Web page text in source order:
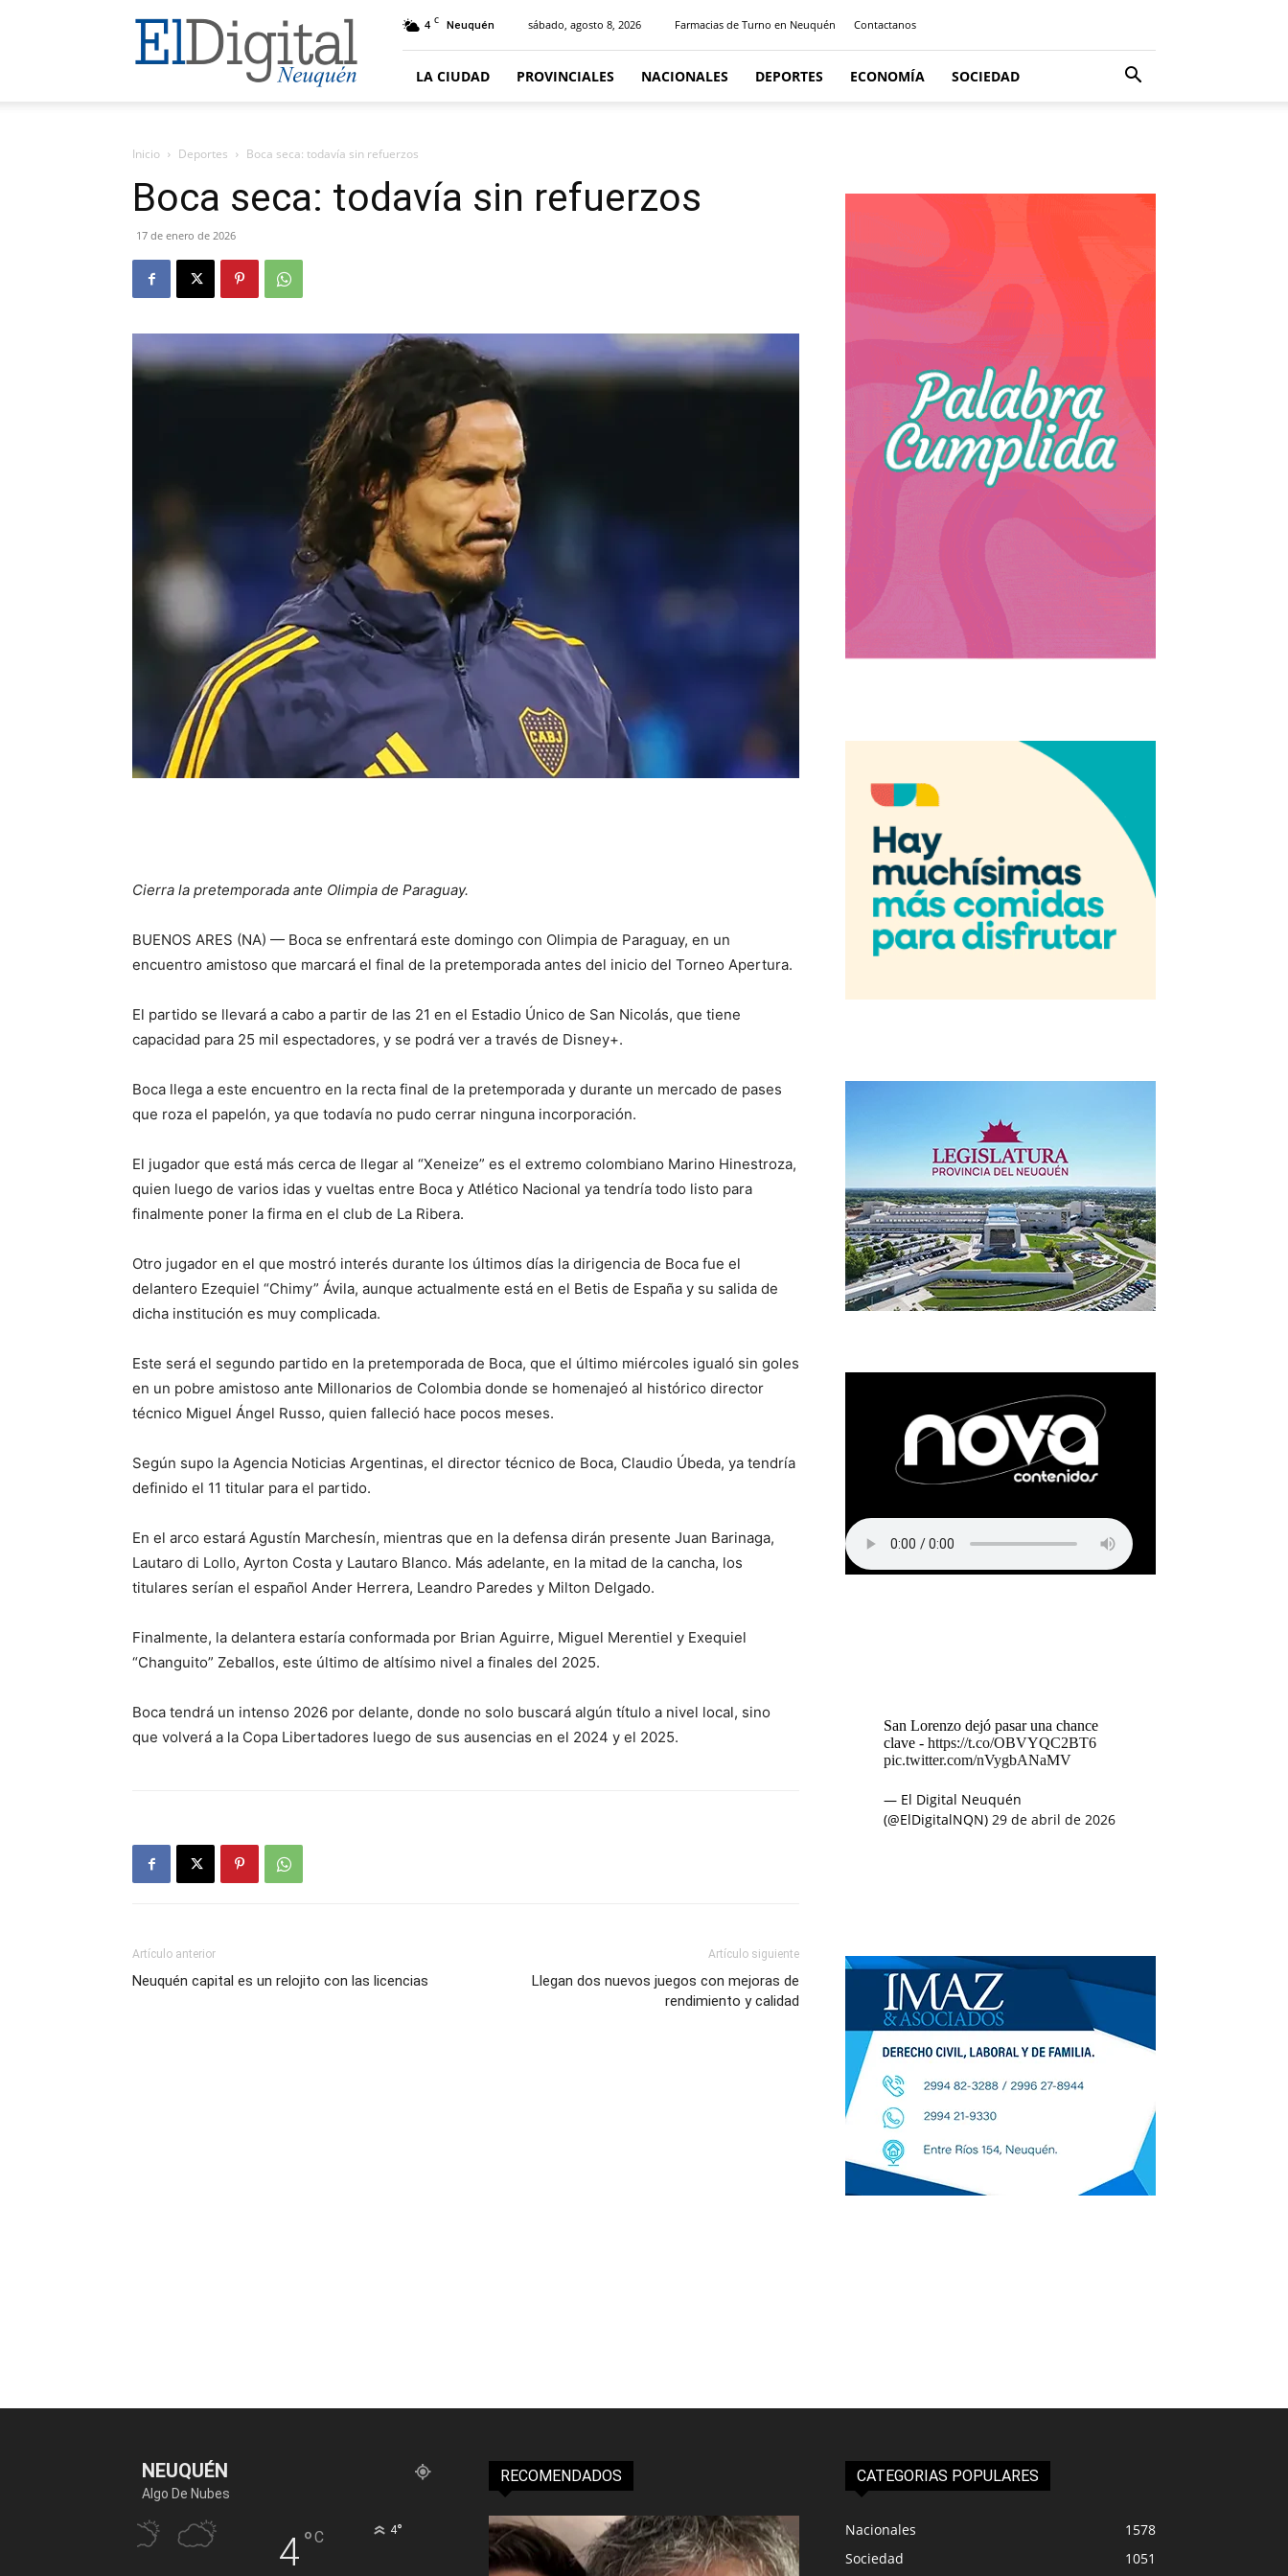
El
Digital
Neuquen
4 C Neuquén sábado, agosto 8, 2026 Farmacias de Turno en Neuquén Contactanos
LA CIUDAD PROVINCIALES NACIONALES DEPORTES ECONOMÍA SOCIEDAD
Inicio Deportes Boca seca: todavía sin refuerzos
Boca seca: todavía sin refuerzos
17 de enero de 2026
Cierra la pretemporada ante Olimpia de Paraguay.
BUENOS ARES (NA) — Boca se enfrentará este domingo con Olimpia de Paraguay, en un
encuentro amistoso que marcará el final de la pretemporada antes del inicio del Torneo Apertura.
El partido se llevará a cabo a partir de las 21 en el Estadio Único de San Nicolás, que tiene
capacidad para 25 mil espectadores, y se podrá ver a través de Disney+.
Boca llega a este encuentro en la recta final de la pretemporada y durante un mercado de pases
que roza el papelón, ya que todavía no pudo cerrar ninguna incorporación.
El jugador que está más cerca de llegar al “Xeneize” es el extremo colombiano Marino Hinestroza,
quien luego de varios idas y vueltas entre Boca y Atlético Nacional ya tendría todo listo para
finalmente poner la firma en el club de La Ribera.
Otro jugador en el que mostró interés durante los últimos días la dirigencia de Boca fue el
delantero Ezequiel “Chimy” Ávila, aunque actualmente está en el Betis de España y su salida de
dicha institución es muy complicada.
Este será el segundo partido en la pretemporada de Boca, que el último miércoles igualó sin goles
en un pobre amistoso ante Millonarios de Colombia donde se homenajeó al histórico director
técnico Miguel Ángel Russo, quien falleció hace pocos meses.
Según supo la Agencia Noticias Argentinas, el director técnico de Boca, Claudio Úbeda, ya tendría
definido el 11 titular para el partido.
En el arco estará Agustín Marchesín, mientras que en la defensa dirán presente Juan Barinaga,
Lautaro di Lollo, Ayrton Costa y Lautaro Blanco. Más adelante, en la mitad de la cancha, los
titulares serían el español Ander Herrera, Leandro Paredes y Milton Delgado.
Finalmente, la delantera estaría conformada por Brian Aguirre, Miguel Merentiel y Exequiel
“Changuito” Zeballos, este último de altísimo nivel a finales del 2025.
Boca tendrá un intenso 2026 por delante, donde no solo buscará algún título a nivel local, sino
que volverá a la Copa Libertadores luego de sus ausencias en el 2024 y el 2025.
Artículo anterior
Neuquén capital es un relojito con las licencias
Artículo siguiente
Llegan dos nuevos juegos con mejoras de
rendimiento y calidad
San Lorenzo dejó pasar una chance
clave - https://t.co/OBVYQC2BT6
pic.twitter.com/nVygbANaMV
— El Digital Neuquén
(@ElDigitalNQN) 29 de abril de 2026
NEUQUÉN
Algo De Nubes
4°C 4°
RECOMENDADOS CATEGORIAS POPULARES
Nacionales
1578
Sociedad
1051